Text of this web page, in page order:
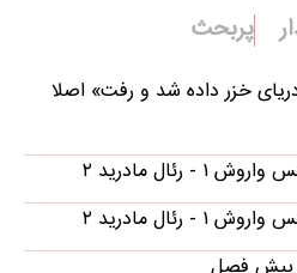
پربحث
خزر داده شد و رفت» اصلا
رئال مادرید ۲
رئال مادرید ۲